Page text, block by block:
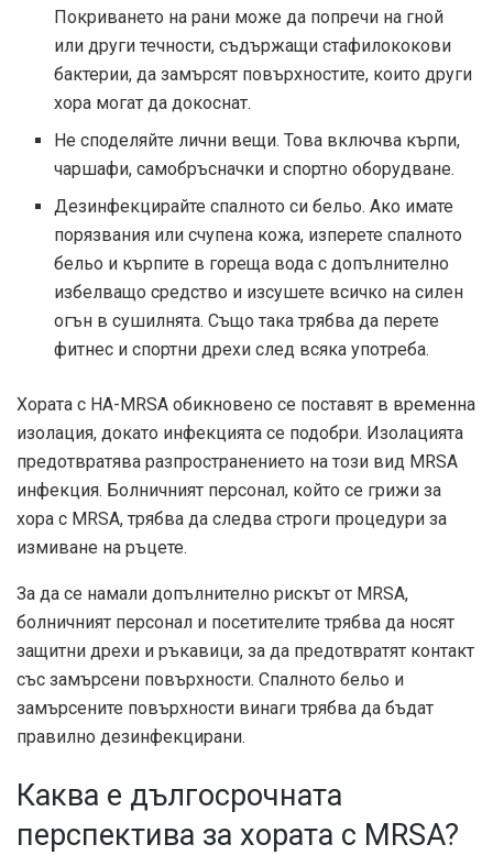
Покриването на рани може да попречи на гной
или други течности, съдържащи стафилококови
бактерии, да замърсят повърхностите, които други
хора могат да докоснат.
Не споделяйте лични вещи. Това включва кърпи,
чаршафи, самобръсначки и спортно оборудване.
Дезинфекцирайте спалното си бельо. Ако имате
порязвания или счупена кожа, изперете спалното
бельо и кърпите в гореща вода с допълнително
избелващо средство и изсушете всичко на силен
огън в сушилнята. Също така трябва да перете
фитнес и спортни дрехи след всяка употреба.
Хората с HA-MRSA обикновено се поставят в временна
изолация, докато инфекцията се подобри. Изолацията
предотвратява разпространението на този вид MRSA
инфекция. Болничният персонал, който се грижи за
хора с MRSA, трябва да следва строги процедури за
измиване на ръцете.
За да се намали допълнително рискът от MRSA,
болничният персонал и посетителите трябва да носят
защитни дрехи и ръкавици, за да предотвратят контакт
със замърсени повърхности. Спалното бельо и
замърсените повърхности винаги трябва да бъдат
правилно дезинфекцирани.
Каква е дългосрочната
перспектива за хората с MRSA?